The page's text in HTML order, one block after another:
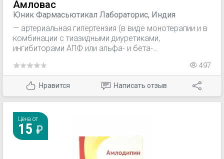
Амловас
Юник Фармасьютикал Лабораторис, Индия
— артериальная гипертензия (в виде монотерапии и в
комбинации с тиазидными диуретиками,
ингибиторами АПФ или альфа- и бета-
вазоспастическая стенокардия (включая
стенокардию Принцметала); — дилатационная
(неишемическая) кардиомиопатия с тяжелой
формой хронической сердечной недостаточности.
497
Нравится Написать отзыв
Цена от
15